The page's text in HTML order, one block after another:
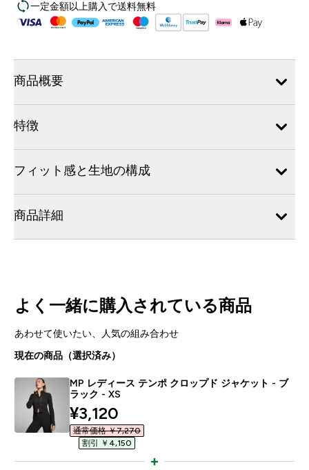
一定金額以上購入で送料無料
商品概要
特徴
フィット感と生地の構成
商品詳細
よく一緒に購入されている商品
あわせて使いたい、人気の組み合わせ
現在の商品（選択済み）
MP レディース テンポ クロップド ジャケット - ブ
ラック - XS
discounted price
¥3,120‎
通常価格 ￥7,270‎
割引 ￥4,150‎